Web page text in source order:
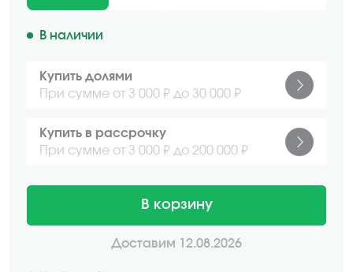
В наличии
Купить долями
При сумме от 3 000 ₽ до 30 000 ₽
Купить в рассрочку
При сумме от 3 000 ₽ до 200 000 ₽
В корзину
Доставим 12.08.2026